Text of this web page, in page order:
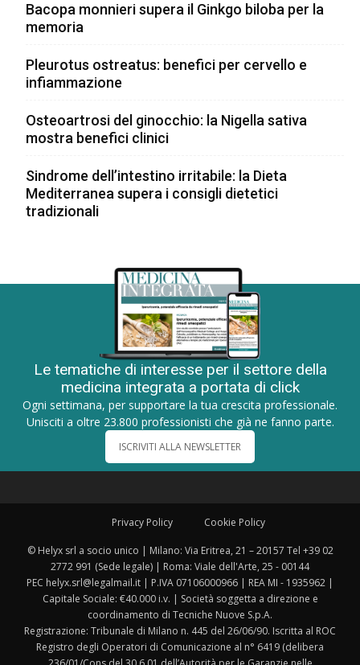
Bacopa monnieri supera il Ginkgo biloba per la
memoria
Pleurotus ostreatus: benefici per cervello e
infiammazione
Osteoartrosi del ginocchio: la Nigella sativa
mostra benefici clinici
Sindrome dell’intestino irritabile: la Dieta
Mediterranea supera i consigli dietetici
tradizionali
Le tematiche di interesse per il settore della
medicina integrata a portata di click
Ogni settimana, per supportare la tua crescita professionale.
Unisciti a oltre 23.800 professionisti che già ne fanno parte.
ISCRIVITI ALLA NEWSLETTER
Privacy Policy Cookie Policy
© Helyx srl a socio unico | Milano: Via Eritrea, 21 – 20157 Tel +39 02
2772 991 (Sede legale) | Roma: Viale dell'Arte, 25 - 00144
PEC helyx.srl@legalmail.it | P.IVA 07106000966 | REA MI - 1935962 |
Capitale Sociale: €40.000 i.v. | Società soggetta a direzione e
coordinamento di Tecniche Nuove S.p.A.
Registrazione: Tribunale di Milano n. 445 del 26/06/90. Iscritta al ROC
Registro degli Operatori di Comunicazione al n° 6419 (delibera